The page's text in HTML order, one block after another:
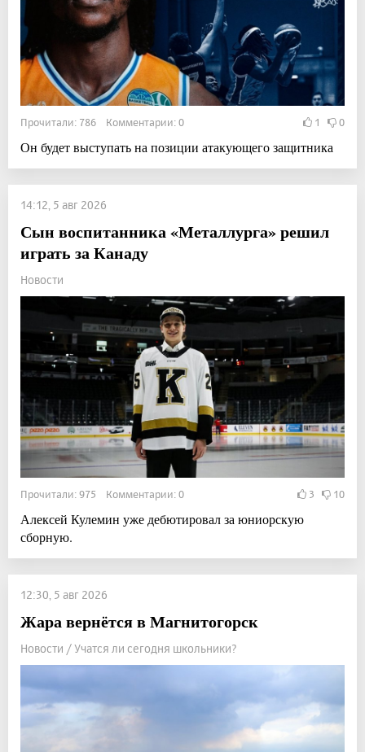
Прочитали: 786 Комментарии: 0 1 0
Он будет выступать на позиции атакующего защитника
14:12, 5 авг 2026
Сын воспитанника «Металлурга» решил
играть за Канаду
Новости
Прочитали: 975 Комментарии: 0 3 10
Алексей Кулемин уже дебютировал за юниорскую
сборную.
12:30, 5 авг 2026
Жара вернётся в Магнитогорск
Новости / Учатся ли сегодня школьники?